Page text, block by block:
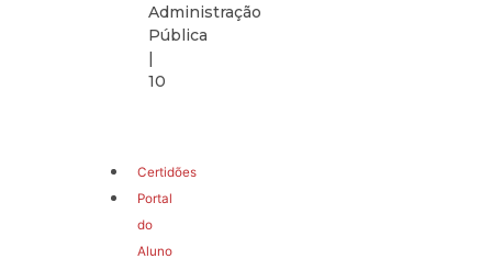
Administração
Pública
|
10
Certidões
Portal
do
Aluno